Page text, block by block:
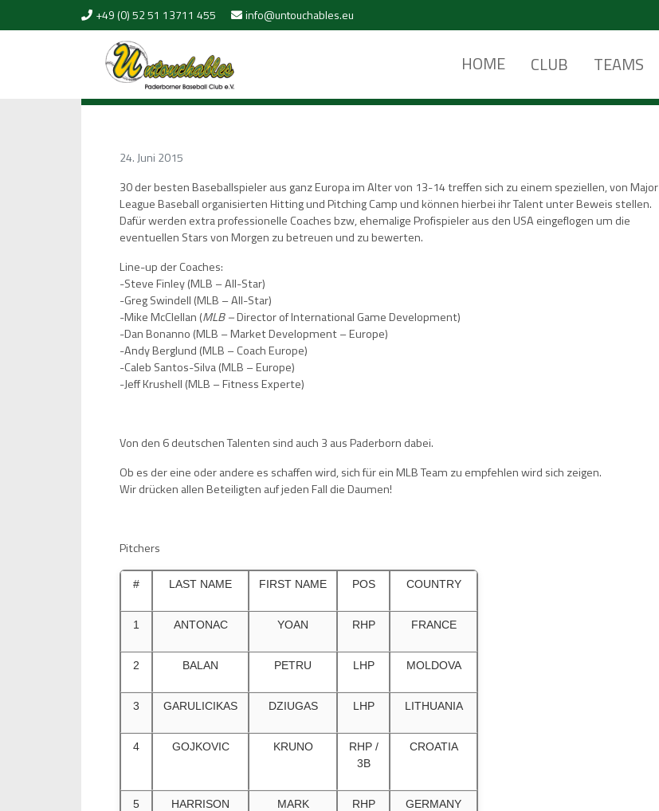
+49 (0) 52 51 13711 455 info@untouchables.eu
HOME CLUB TEAMS
24. Juni 2015
30 der besten Baseballspieler aus ganz Europa im Alter von 13-14 treffen sich zu einem speziellen, von Major
League Baseball organisierten Hitting und Pitching Camp und können hierbei ihr Talent unter Beweis stellen.
Dafür werden extra professionelle Coaches bzw, ehemalige Profispieler aus den USA eingeflogen um die
eventuellen Stars von Morgen zu betreuen und zu bewerten.
Line-up der Coaches:
-Steve Finley (MLB – All-Star)
-Greg Swindell (MLB – All-Star)
-Mike McClellan (MLB –Director of International Game Development)
-Dan Bonanno (MLB – Market Development – Europe)
-Andy Berglund (MLB – Coach Europe)
-Caleb Santos-Silva (MLB – Europe)
-Jeff Krushell (MLB – Fitness Experte)
Von den 6 deutschen Talenten sind auch 3 aus Paderborn dabei.
Ob es der eine oder andere es schaffen wird, sich für ein MLB Team zu empfehlen wird sich zeigen.
Wir drücken allen Beteiligten auf jeden Fall die Daumen!
Pitchers
# LAST NAME FIRST NAME POS COUNTRY
1 ANTONAC YOAN RHP FRANCE
2 BALAN PETRU LHP MOLDOVA
3 GARULICIKAS DZIUGAS LHP LITHUANIA
4 GOJKOVIC KRUNO
RHP /
3B
CROATIA
5 HARRISON MARK RHP GERMANY